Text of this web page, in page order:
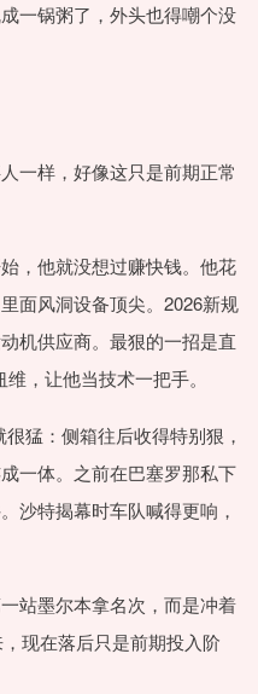
一锅粥了，外头也得嘲个没
一样，好像这只是前期正常
，他就没想过赚快钱。他花
面风洞设备顶尖。2026新规
机供应商。最狠的一招是直
，让他当技术一把手。
猛：侧箱往后收得特别狠，
一体。之前在巴塞罗那私下
沙特揭幕时车队喊得更响，
站墨尔本拿名次，而是冲着
现在落后只是前期投入阶